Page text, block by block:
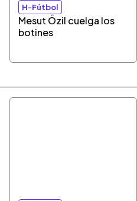
H-Fútbol
Mesut Özil cuelga los
botines